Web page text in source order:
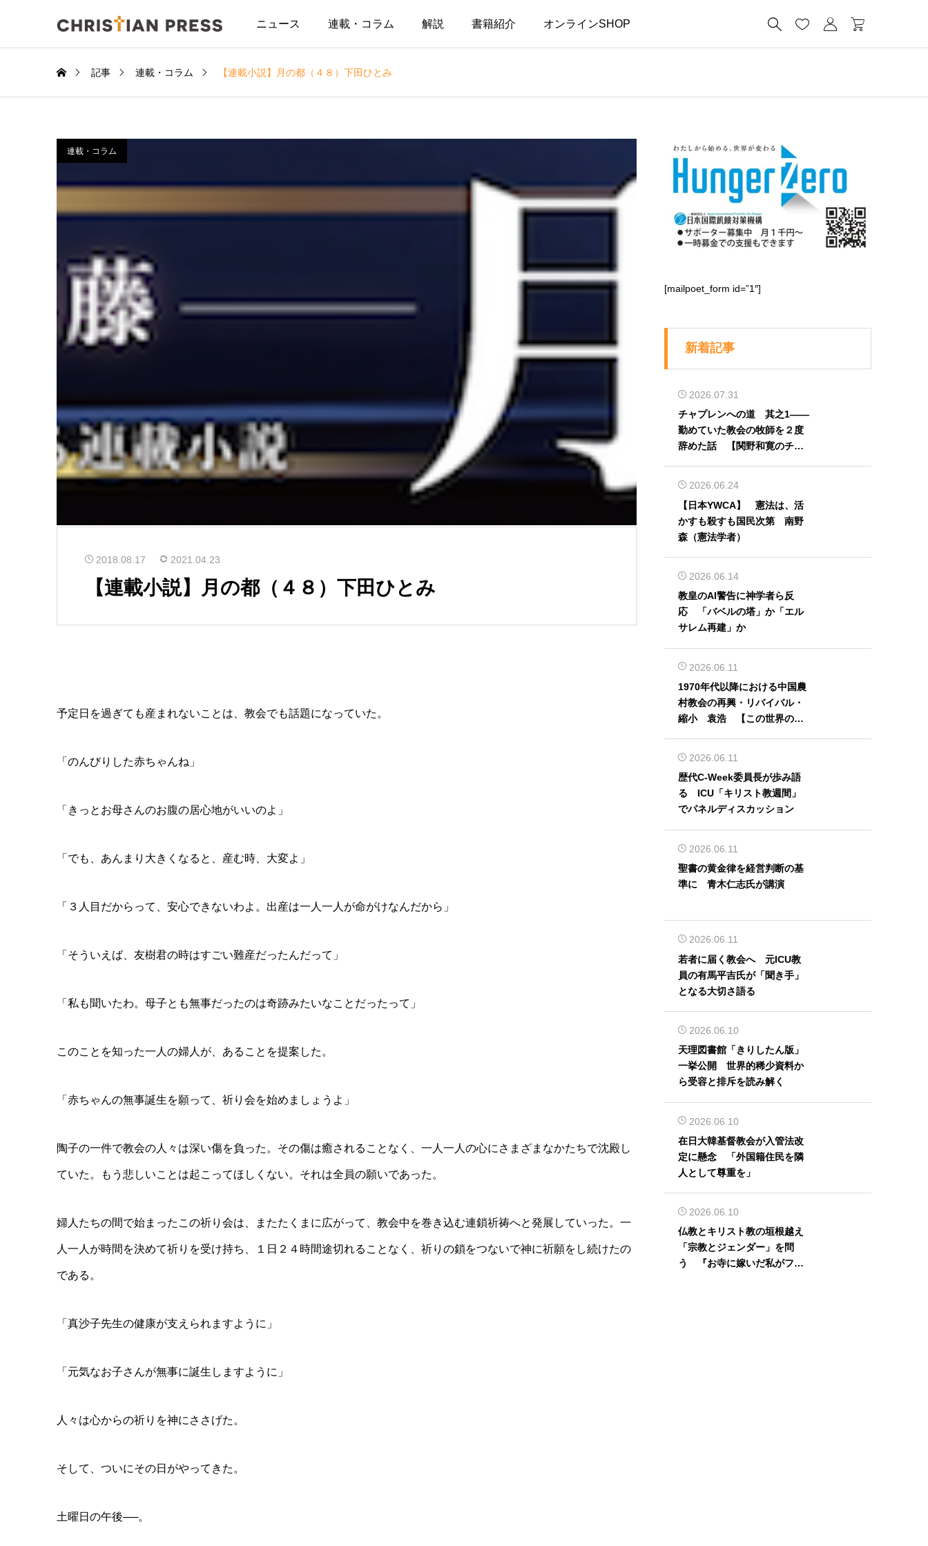
ニュース 連載・コラム 解説 書籍紹介 オンラインSHOP    
記事 連載・コラム 【連載小説】月の都（４８）下田ひとみ
連載・コラム
2018.08.17 2021.04.23
【連載小説】月の都（４８）下田ひとみ
予定日を過ぎても産まれないことは、教会でも話題になっていた。
「のんびりした赤ちゃんね」
「きっとお母さんのお腹の居心地がいいのよ」
「でも、あんまり大きくなると、産む時、大変よ」
「３人目だからって、安心できないわよ。出産は一人一人が命がけなんだから」
「そういえば、友樹君の時はすごい難産だったんだって」
「私も聞いたわ。母子とも無事だったのは奇跡みたいなことだったって」
このことを知った一人の婦人が、あることを提案した。
「赤ちゃんの無事誕生を願って、祈り会を始めましょうよ」
陶子の一件で教会の人々は深い傷を負った。その傷は癒されることなく、一人一人の心にさまざまなかたちで沈殿し
ていた。もう悲しいことは起こってほしくない。それは全員の願いであった。
婦人たちの間で始まったこの祈り会は、またたくまに広がって、教会中を巻き込む連鎖祈祷へと発展していった。一
人一人が時間を決めて祈りを受け持ち、１日２４時間途切れることなく、祈りの鎖をつないで神に祈願をし続けたの
である。
「真沙子先生の健康が支えられますように」
「元気なお子さんが無事に誕生しますように」
人々は心からの祈りを神にささげた。
そして、ついにその日がやってきた。
土曜日の午後──。
[mailpoet_form id=”1″]
新着記事
2026.07.31
チャプレンへの道 其之1――
勤めていた教会の牧師を２度
辞めた話 【関野和寛のチャ
2026.06.24
【日本YWCA】 憲法は、活
かすも殺すも国民次第 南野
森（憲法学者）
2026.06.14
教皇のAI警告に神学者ら反
応 「バベルの塔」か「エル
サレム再建」か
2026.06.11
1970年代以降における中国農
村教会の再興・リバイバル・
縮小 袁浩 【この世界の片
2026.06.11
歴代C-Week委員長が歩み語
る ICU「キリスト教週間」
でパネルディスカッション
2026.06.11
聖書の黄金律を経営判断の基
準に 青木仁志氏が講演
2026.06.11
若者に届く教会へ 元ICU教
員の有馬平吉氏が「聞き手」
となる大切さ語る
2026.06.10
天理図書館「きりしたん版」
一挙公開 世界的稀少資料か
ら受容と排斥を読み解く
2026.06.10
在日大韓基督教会が入管法改
定に懸念 「外国籍住民を隣
人として尊重を」
2026.06.10
仏教とキリスト教の垣根越え
「宗教とジェンダー」を問
う 『お寺に嫁いだ私がフェ